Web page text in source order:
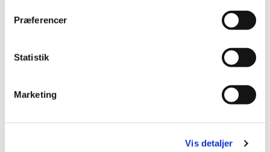
Præferencer
Statistik
Marketing
Vis detaljer
Du vil måske også kunne lide...